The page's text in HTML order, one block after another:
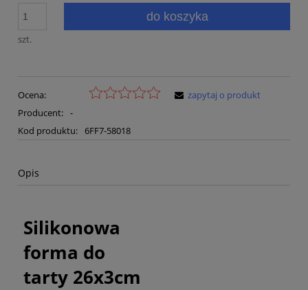
szt.
do koszyka
Ocena:
Producent: -
Kod produktu: 6FF7-58018
zapytaj o produkt
Opis
Silikonowa
forma do
tarty 26x3cm